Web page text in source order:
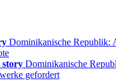
Dominikanische Republik:
story Dominikanische
gefordert